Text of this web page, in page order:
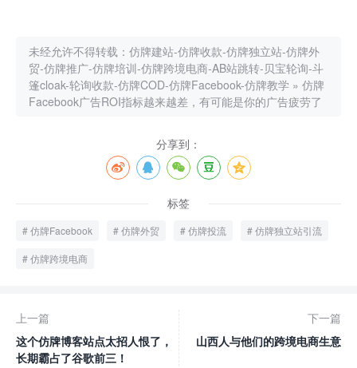
未经允许不得转载： 仿牌建站-仿牌收款-仿牌独立站-仿牌外
贸-仿牌推广-仿牌培训-仿牌跨境电商-AB站跳转-贝宝轮询-斗
篷cloak-轮询收款-仿牌COD-仿牌Facebook-仿牌教学 » 仿牌
Facebook广告ROI指标越来越差，有可能是你的广告疲劳了
分享到：
标签
仿牌Facebook 仿牌外贸 仿牌投流 仿牌独立站引流
仿牌跨境电商
上一篇
这个仿牌博客站点太招人恨了，
长期霸占了谷歌前三！
下一篇
山西人与他们的跨境电商生意